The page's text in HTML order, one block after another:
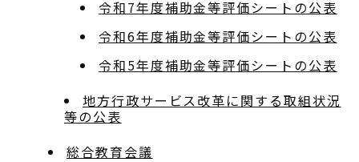
令和7年度補助金等評価シートの公表
令和6年度補助金等評価シートの公表
令和5年度補助金等評価シートの公表
地方行政サービス改革に関する取組状況
等の公表
総合教育会議